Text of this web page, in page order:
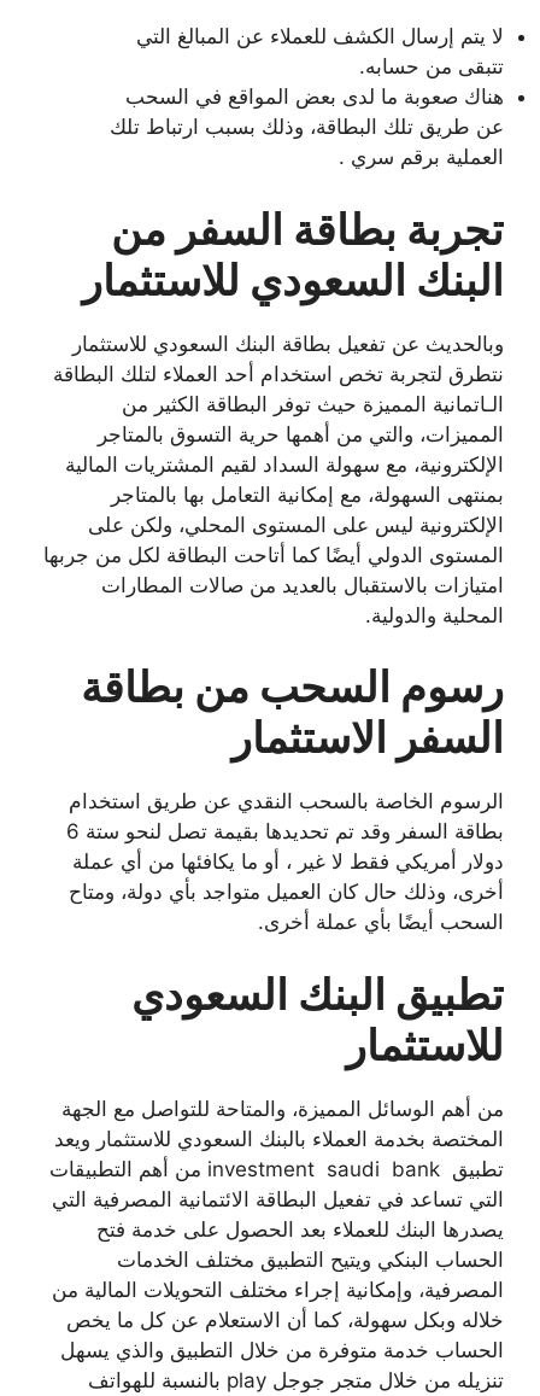
لا يتم إرسال الكشف للعملاء عن المبالغ التي
تتبقى من حسابه.
هناك صعوبة ما لدى بعض المواقع في السحب
عن طريق تلك البطاقة، وذلك بسبب ارتباط تلك
العملية برقم سري .
تجربة بطاقة السفر من
البنك السعودي للاستثمار
وبالحديث عن تفعيل بطاقة البنك السعودي للاستثمار
نتطرق لتجربة تخص استخدام أحد العملاء لتلك البطاقة
الـاتمانية المميزة حيث توفر البطاقة الكثير من
المميزات، والتي من أهمها حرية التسوق بالمتاجر
الإلكترونية، مع سهولة السداد لقيم المشتريات المالية
بمنتهى السهولة، مع إمكانية التعامل بها بالمتاجر
الإلكترونية ليس على المستوى المحلي، ولكن على
المستوى الدولي أيضًا كما أتاحت البطاقة لكل من جربها
امتيازات بالاستقبال بالعديد من صالات المطارات
المحلية والدولية.
رسوم السحب من بطاقة
السفر الاستثمار
الرسوم الخاصة بالسحب النقدي عن طريق استخدام
بطاقة السفر وقد تم تحديدها بقيمة تصل لنحو ستة 6
دولار أمريكي فقط لا غير ، أو ما يكافئها من أي عملة
أخرى، وذلك حال كان العميل متواجد بأي دولة، ومتاح
السحب أيضًا بأي عملة أخرى.
تطبيق البنك السعودي
للاستثمار
من أهم الوسائل المميزة، والمتاحة للتواصل مع الجهة
المختصة بخدمة العملاء بالبنك السعودي للاستثمار ويعد
تطبيق investment saudi bank من أهم التطبيقات
التي تساعد في تفعيل البطاقة الائتمانية المصرفية التي
يصدرها البنك للعملاء بعد الحصول على خدمة فتح
الحساب البنكي ويتيح التطبيق مختلف الخدمات
المصرفية، وإمكانية إجراء مختلف التحويلات المالية من
خلاله وبكل سهولة، كما أن الاستعلام عن كل ما يخص
الحساب خدمة متوفرة من خلال التطبيق والذي يسهل
تنزيله من خلال متجر جوجل play بالنسبة للهواتف